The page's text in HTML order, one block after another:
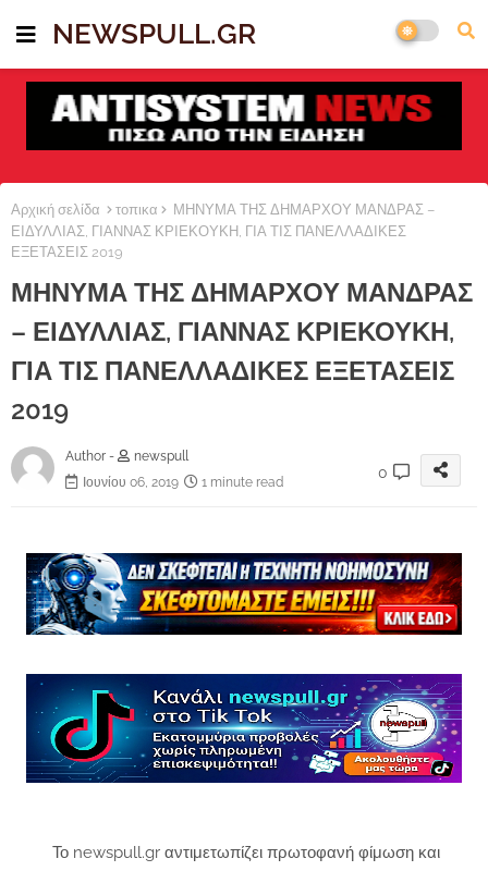
NEWSPULL.GR
Αρχική σελίδα τοπικα
ΜΗΝΥΜΑ ΤΗΣ ΔΗΜΑΡΧΟΥ ΜΑΝΔΡΑΣ –
ΕΙΔΥΛΛΙΑΣ, ΓΙΑΝΝΑΣ ΚΡΙΕΚΟΥΚΗ, ΓΙΑ ΤΙΣ ΠΑΝΕΛΛΑΔΙΚΕΣ
ΕΞΕΤΑΣΕΙΣ 2019
ΜΗΝΥΜΑ ΤΗΣ ΔΗΜΑΡΧΟΥ ΜΑΝΔΡΑΣ
– ΕΙΔΥΛΛΙΑΣ, ΓΙΑΝΝΑΣ ΚΡΙΕΚΟΥΚΗ,
ΓΙΑ ΤΙΣ ΠΑΝΕΛΛΑΔΙΚΕΣ ΕΞΕΤΑΣΕΙΣ
2019
Author -
newspull
Ιουνίου 06, 2019
1 minute read
0
Το newspull.gr αντιμετωπίζει πρωτοφανή φίμωση και